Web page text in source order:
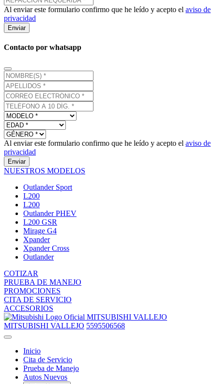
Al enviar este formulario confirmo que he leído y acepto el aviso de
privacidad
Enviar
Contacto por whatsapp
Al enviar este formulario confirmo que he leído y acepto el aviso de
privacidad
Enviar
NUESTROS MODELOS
Outlander Sport
L200
L200
Outlander PHEV
L200 GSR
Mirage G4
Xpander
Xpander Cross
Outlander
COTIZAR
PRUEBA DE MANEJO
PROMOCIONES
CITA DE SERVICIO
ACCESORIOS
MITSUBISHI VALLEJO
MITSUBISHI VALLEJO 5595506568
Inicio
Cita de Servicio
Prueba de Manejo
Autos Nuevos